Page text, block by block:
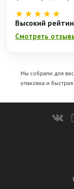
★★★★★
Высокий
Смотреть
Мы собрали для
упаковка и быстрая